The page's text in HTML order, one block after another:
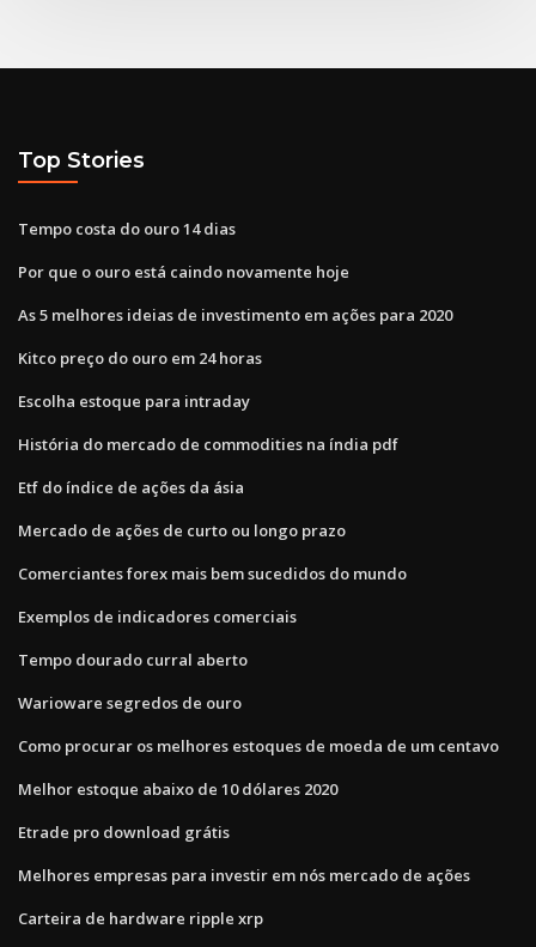
Top Stories
Tempo costa do ouro 14 dias
Por que o ouro está caindo novamente hoje
As 5 melhores ideias de investimento em ações para 2020
Kitco preço do ouro em 24 horas
Escolha estoque para intraday
História do mercado de commodities na índia pdf
Etf do índice de ações da ásia
Mercado de ações de curto ou longo prazo
Comerciantes forex mais bem sucedidos do mundo
Exemplos de indicadores comerciais
Tempo dourado curral aberto
Warioware segredos de ouro
Como procurar os melhores estoques de moeda de um centavo
Melhor estoque abaixo de 10 dólares 2020
Etrade pro download grátis
Melhores empresas para investir em nós mercado de ações
Carteira de hardware ripple xrp